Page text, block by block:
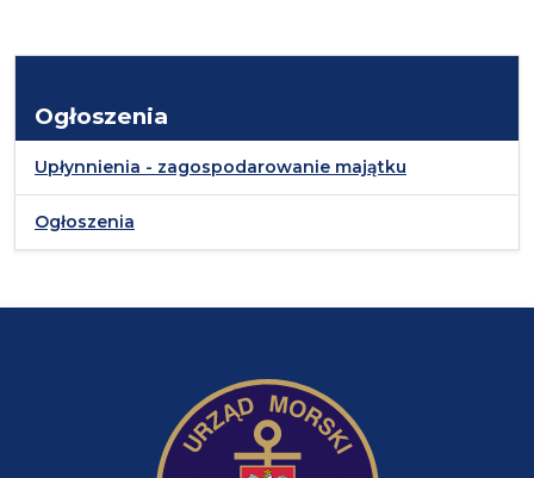
Ogłoszenia
Upłynnienia - zagospodarowanie majątku
Ogłoszenia